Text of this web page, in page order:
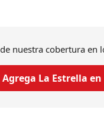
nuestra cobertura en
Agrega La Estrella